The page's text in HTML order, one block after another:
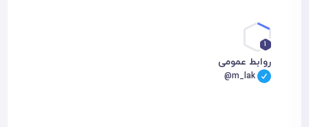
1
روابط عمومی
@m_lak